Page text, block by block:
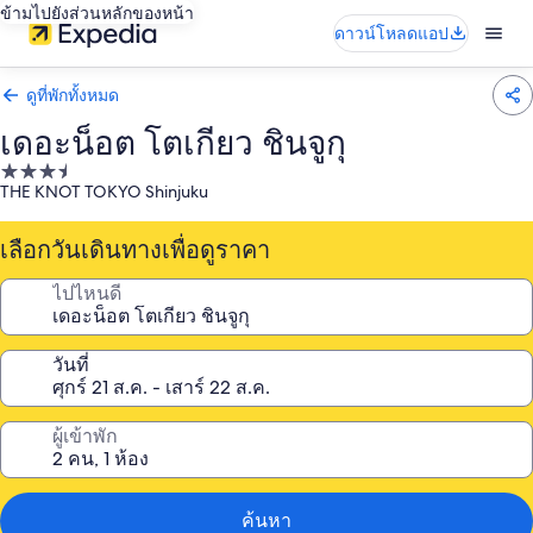
ข้ามไปยังส่วนหลักของหน้า
ดาวน์โหลดแอป
ดูที่พักทั้งหมด
เดอะน็อต โตเกียว ชินจูกุ
ที่พัก
3.5
THE KNOT TOKYO Shinjuku
เลือกวันเดินทางเพื่อดูราคา
ไปไหนดี
วันที่
ผู้เข้าพัก
ค้นหา